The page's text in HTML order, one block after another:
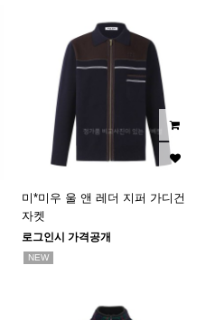
미*미우 울 앤 레더 지퍼 가디건
자켓
로그인시 가격공개
NEW